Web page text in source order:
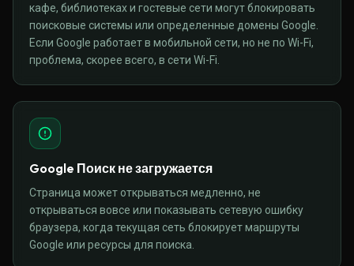
кафе, библиотеках и гостевые сети могут блокировать
поисковые системы или определенные домены Google.
Если Google работает в мобильной сети, но не по Wi-Fi,
проблема, скорее всего, в сети Wi-Fi.
Google Поиск не загружается
Страница может открываться медленно, не
открываться вовсе или показывать сетевую ошибку
браузера, когда текущая сеть блокирует маршруты
Google или ресурсы для поиска.